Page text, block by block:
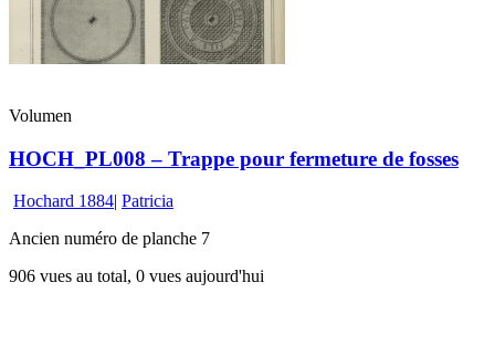
Volumen
HOCH_PL008 – Trappe pour fermeture de fosses
Hochard 1884| Patricia
Ancien numéro de planche 7
906 vues au total, 0 vues aujourd'hui